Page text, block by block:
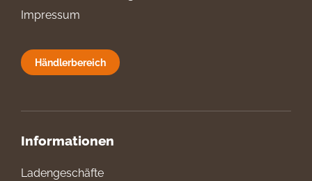
Impressum
Händlerbereich
Informationen
Ladengeschäfte